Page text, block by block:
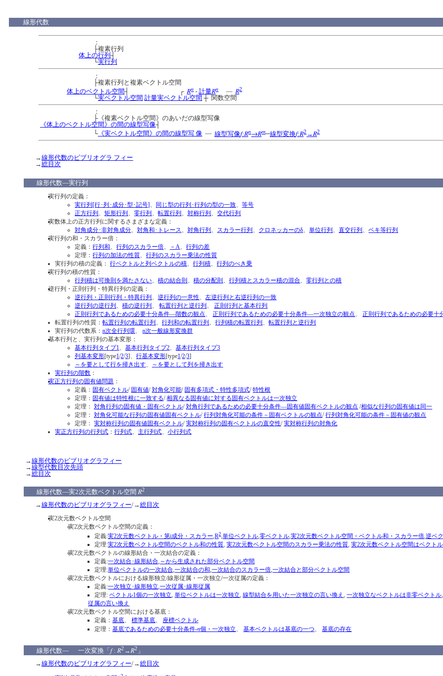
線形代数
：
├複素行列
体上の行列 ┤
└実行列
：
├複素行列と複素ベクトル空間
体上のベクトル空間┤ ┌ Rn - 計量Rn ― R2
└実ベクトル空間 計量実ベクトル空間 ┼ 関数空間
：
├《複素ベクトル空間》のあいだの線型写像
《体上のベクトル空間》の間の線型写像┤
└《実ベクトル空間》の間の線型写 像 ― 線型写像f:Rn→Rm─線型変換f:R2 →R2
→線形代数のビブリオグラ フィー
→総目次
線形代数―実行列
実行列の定義：
実行列[行･列･成分･型･記号]、 同じ型の行列･行列の型の一致、等号
正方行列 、矩形行列 、零行列 、転置行列 、対称行列 、交代行列
実数体上の正方行列に関するさまざまな定義：
対角成分･非対角成分、対角和･トレース、対角行列 、 スカラー行列 、 クロネッカーのδ、単位行列 、直交行列 、ベキ等行列
実行列の和・スカラー倍：
定義：行列和、行列のスカラー倍、 －A、行列の差
定理：行列の加法の性質、行列のスカラー乗法の性質
実行列の積の定義：行ベクトルと列ベクトルの積、行列積、行列のべき乗
実行列の積の性質：
行列積は可換則を満たさない、積の結合則 、積の分配則 、行列積とスカラー積の混合、零行列との積
逆行列・正則行列・特異行列の定義：
逆行列・正則行列・特異行列 、逆行列の一意性、左逆行列と右逆行列の一致
逆行列の逆行列 、積の逆行列 、転置行列と逆行列 、正則行列と基本行列
正則行列であるための必要十分条件―階数の観点、正則行列であるための必要十分条件―一次独立の観点、正則行列であるための必要
転置行列の性質：転置行列の転置行列 、行列和の転置行列 、行列積の転置行列 、転置行列と逆行列
実行列の代数系：n次全行列環、n次一般線形変換群
基本行列と、実行列の基本変形：
基本行列タイプ1、基本行列タイプ2、基本行列タイプ3
列基本変形[type1/2/3]、行基本変形[type1/2/3]
～を要として行を掃き出す、
～を要として列を掃き出す
実行列の階数 ：
実正方行列の固有値問題 ：
定義： 固有ベクトル/ 固有値/対角化可能/ 固有多項式・特性多項式/特性根
定理： 固有値は特性根に一致する/相異なる固有値に対する固有ベクトルは一次独立
定理：対角行列の固有値・固有ベクトル/対角行列であるための必要十分条件―固有値固有ベクトルの観点 /相似な行列の固有値は同一
定理：対角化可能な行列の固有値固有ベクトル/行列対角化可能の条件－固有ベクトルの観点/行列対角化可能の条件－固有値の観点
定理：実対称行列の固有値固有ベクトル/実対称行列の固有ベクトルの直交性/実対称行列の対角化
実正方行列の行列式 ：行列式、 主行列式、小行列式
→線形代数のビブリオグラフィー
→線型代数目次先頭
→総目次
線形代数―実2次元数ベクトル空間R2
→線形代数のビブリオグラフィー/→総目次
実2次元数ベクトル空間
実2次元数ベクトル空間の定義：
定義:実2次元数ベクトル・第i成分・スカラー,R2,単位ベクトル,零ベクトル,実2次元数ベクトル空間・ベクトル和・スカラー倍,逆ベ
定理:実2次元数ベクトル空間のベクトル和の性質,実2次元数ベクトル空間のスカラー乗法の性質,実2次元数ベクトル空間はベクト
実2次元数ベクトルの線形結合・一次結合の定義：
定義:一次結合･線形結合, ～から生成された部分ベクトル空間
定理:単位ベクトルの一次結合,一次結合の和,一次結合のスカラー倍,一次結合と部分ベクトル空間
実2次元数ベクトルにおける線形独立/線形従属・一次独立/一次従属の定義：
定義:一次独立･線形独立,一次従属･線形従属
定理:ベクトル1個の一次独立,単位ベクトルは一次独立,線型結合を用いた一次独立の言い換え,一次独立なベクトルは非零ベクトル
従属の言い換え
実2次元数ベクトル空間における基底：
定義：基底、標準基底、 座標ベクトル
定理：基底であるための必要十分条件-n個・一次独立、基本ベクトルは基底の一つ、基底の存在
線形代数― 一次変換「f:R2 →R2 」
→線形代数のビブリオグラフィー/→総目次